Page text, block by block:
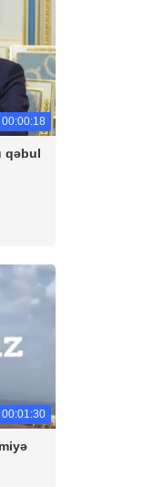
00:00:18
qəbul
00:01:30